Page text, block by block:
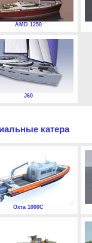
AMD 1250
J60
катера
Охта 1000С